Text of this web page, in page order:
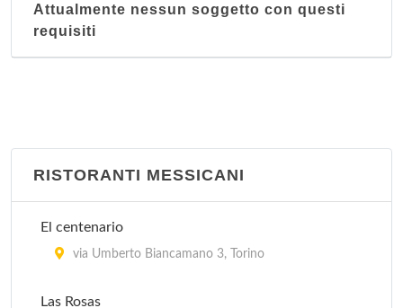
Attualmente nessun soggetto con questi
requisiti
RISTORANTI MESSICANI
El centenario
via Umberto Biancamano 3, Torino
Las Rosas